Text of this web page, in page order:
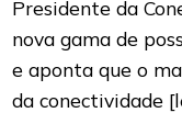
Presidente da
nova gama de
e aponta que o
da conectividade